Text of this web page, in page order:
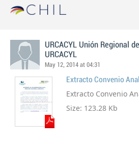
URCACYL Unión Regional
URCACYL
May 12, 2014 at 04:31
Extracto Convenio
Extracto Convenio
Size: 123.28 Kb